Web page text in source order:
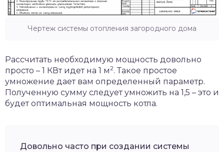
Чертеж системы отопления загородного дома
Рассчитать необходимую мощность довольно
просто – 1 КВт идет на 1 м2. Такое простое
умножение дает вам определенный параметр.
Полученную сумму следует умножить на 1,5 – это и
будет оптимальная мощность котла.
Довольно часто при создании системы